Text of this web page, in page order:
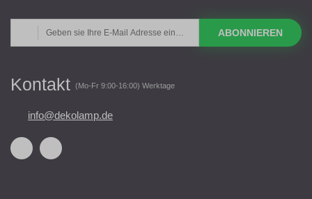
ABONNIEREN
Kontakt (Mo-Fr 9:00-16:00) Werktage
info@dekolamp.de